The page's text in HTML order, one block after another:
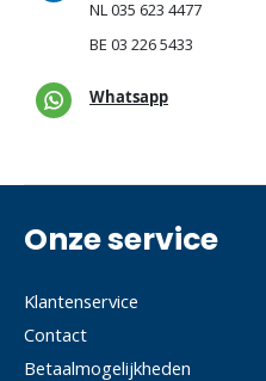
NL035 623 4477
BE 03 226 5433
Whatsapp
Onze service
Klantenservice
Contact
Betaalmogelijkheden